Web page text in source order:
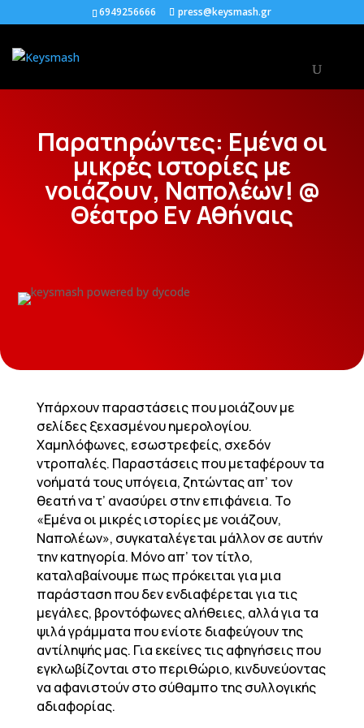
6949256666 press@keysmash.gr
Παρατηρώντες: Εμένα οι
μικρές ιστορίες με
νοιάζουν, Ναπολέων! @
Θέατρο Εν Αθήναις
Υπάρχουν παραστάσεις που μοιάζουν με
σελίδες ξεχασμένου ημερολογίου.
Χαμηλόφωνες, εσωστρεφείς, σχεδόν
ντροπαλές. Παραστάσεις που μεταφέρουν τα
νοήματά τους υπόγεια, ζητώντας απ’ τον
θεατή να τ’ ανασύρει στην επιφάνεια. Το
«Εμένα οι μικρές ιστορίες με νοιάζουν,
Ναπολέων», συγκαταλέγεται μάλλον σε αυτήν
την κατηγορία. Μόνο απ’ τον τίτλο,
καταλαβαίνουμε πως πρόκειται για μια
παράσταση που δεν ενδιαφέρεται για τις
μεγάλες, βροντόφωνες αλήθειες, αλλά για τα
ψιλά γράμματα που ενίοτε διαφεύγουν της
αντίληψής μας. Για εκείνες τις αφηγήσεις που
εγκλωβίζονται στο περιθώριο, κινδυνεύοντας
να αφανιστούν στο σύθαμπο της συλλογικής
αδιαφορίας.